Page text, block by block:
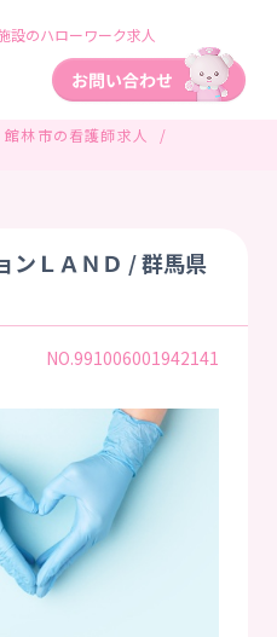
設のハローワーク求人
館林市の看護師求人
ンＬＡＮＤ / 群馬県
NO.991006001942141